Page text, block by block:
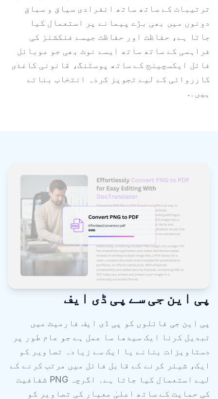
ترتیبات کے ساتھ ساتھ انفرادی سیاق و سباق
دونوں میں بھی بڑے پیمانے پر استعمال کیا
جاتا ہے، حفاظت اور حفاظت جیسے فنکشنز کی
فراہمی کے ساتھ ساتھ ایسے نوٹ بھی جو موبائل
فائل ایکسچینج کے ساتھ پوسٹنگ، قانونی کاغذی
کارروائی کے لیے تجویز کردہ انتخاب بناتے
ہیں۔.
پی این جی سے پی ڈی ایف
پی این جی فائلوں کو پی ڈی ایف فارمیٹ میں
تبدیل کرنا ایک سیدھا سا عمل ہے جو عام طور پر
دستاویزات بنانے یا ایک سے زیادہ تصاویر کو
ایک، شیئر کرنے کے قابل فائل میں مرتب کرنے کے
لیے استعمال کیا جاتا ہے۔ اگرچہ PNG شفافیت
کی حمایت کے ساتھ اعلیٰ معیار کی تصاویر کو